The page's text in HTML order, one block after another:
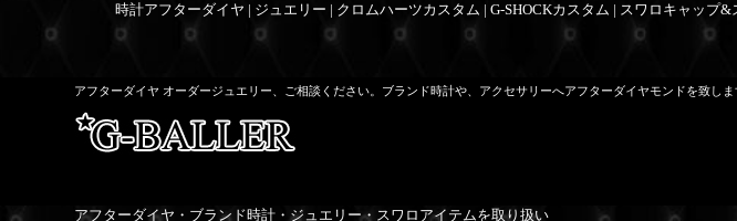
時計アフターダイヤ | ジュエリー | クロムハーツカスタム | G-SHOCKカスタム | スワロキャッ
アフターダイヤ オーダージュエリー、ご相談ください。ブランド時計や、アクセサリーへアフターダイヤモンドを致しま
アフターダイヤ・ブランド時計・ジュエリー・スワロアイテムを取り扱い